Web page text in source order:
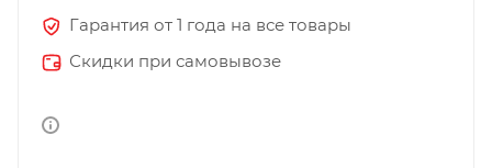
Гарантия от 1 года на все товары
Скидки при самовывозе